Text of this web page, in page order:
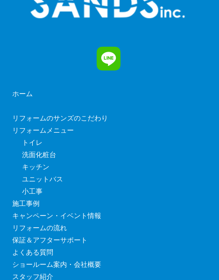
ホーム
リフォームのサンズのこだわり
リフォームメニュー
トイレ
洗面化粧台
キッチン
ユニットバス
小工事
施工事例
キャンペーン・イベント情報
リフォームの流れ
保証＆アフターサポート
よくある質問
ショールーム案内・会社概要
スタッフ紹介